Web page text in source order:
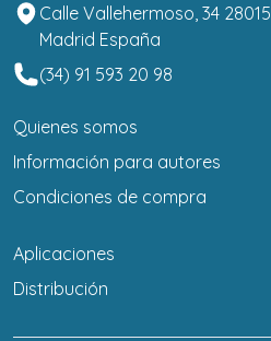
Calle Vallehermoso, 34 28015
Madrid España
(34) 91 593 20 98
Quienes somos
Información para autores
Condiciones de compra
Aplicaciones
Distribución